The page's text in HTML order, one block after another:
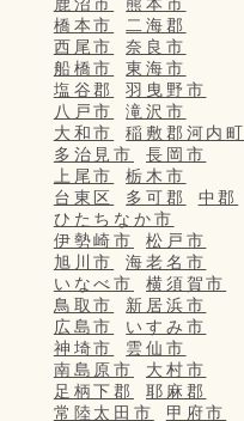
鹿沼市
熊本市
橋本市
二海郡
西尾市
奈良市
船橋市
東海市
塩谷郡
羽曳野市
八戸市
滝沢市
大和市
稲敷郡河内町
多治見市
長岡市
上尾市
栃木市
台東区
多可郡
中郡
ひたちなか市
伊勢崎市
松戸市
旭川市
海老名市
いなべ市
横須賀市
鳥取市
新居浜市
広島市
いすみ市
神埼市
雲仙市
南島原市
大村市
足柄下郡
耶麻郡
常陸太田市
甲府市